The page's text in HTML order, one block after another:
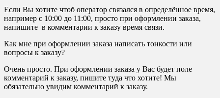
Если Вы хотите чтоб оператор связался в определённое время,
например с 10:00 до 11:00, просто при оформлении заказа,
напишите в комментарии к заказу время связи.
Как мне при оформлении заказа написать тонкости или
вопросы к заказу?
Очень просто. При оформлении заказа у Вас будет поле
комментарий к заказу, пишите туда что хотите! Мы
обязательно увидим комментарий к заказу.